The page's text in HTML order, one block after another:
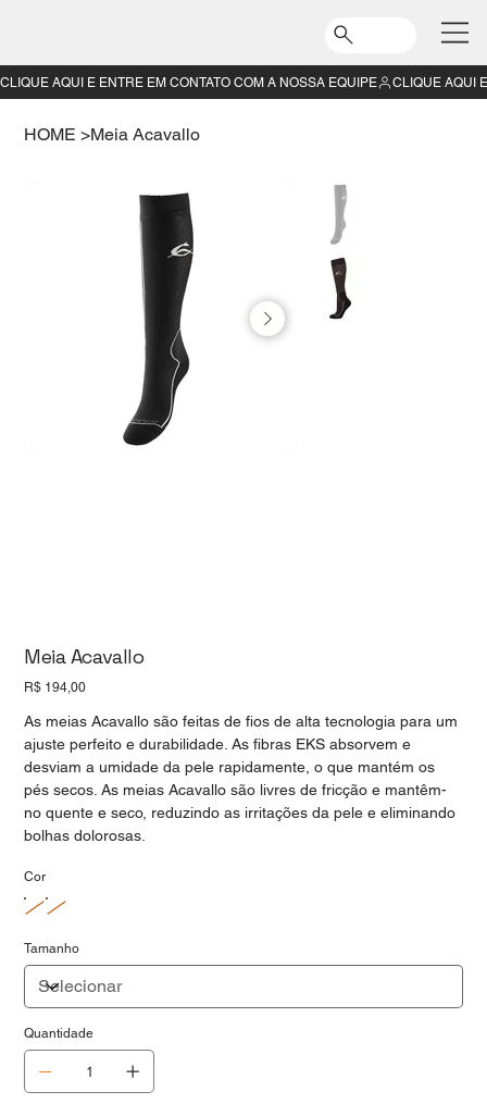
HOME >Meia Acavallo
Meia Acavallo
Preço
R$ 194,00
As meias Acavallo são feitas de fios de alta tecnologia para um
ajuste perfeito e durabilidade. As fibras EKS absorvem e
desviam a umidade da pele rapidamente, o que mantém os
pés secos. As meias Acavallo são livres de fricção e mantêm-
no quente e seco, reduzindo as irritações da pele e eliminando
bolhas dolorosas.
Cor
Tamanho
Quantidade
CLIQUE AQUI E ENTRE EM CONTATO COM A NOSSA EQUIPE